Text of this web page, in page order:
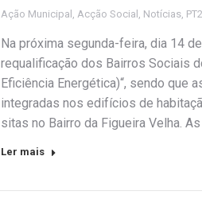
Ação Municipal Acção Social Notícias
Na próxima segunda-feira, dia 14
requalificação dos Bairros Sociais
Eficiência Energética)“, sendo que
integradas nos edifícios de
sitas no Bairro da Figueira Velha.
Ler mais